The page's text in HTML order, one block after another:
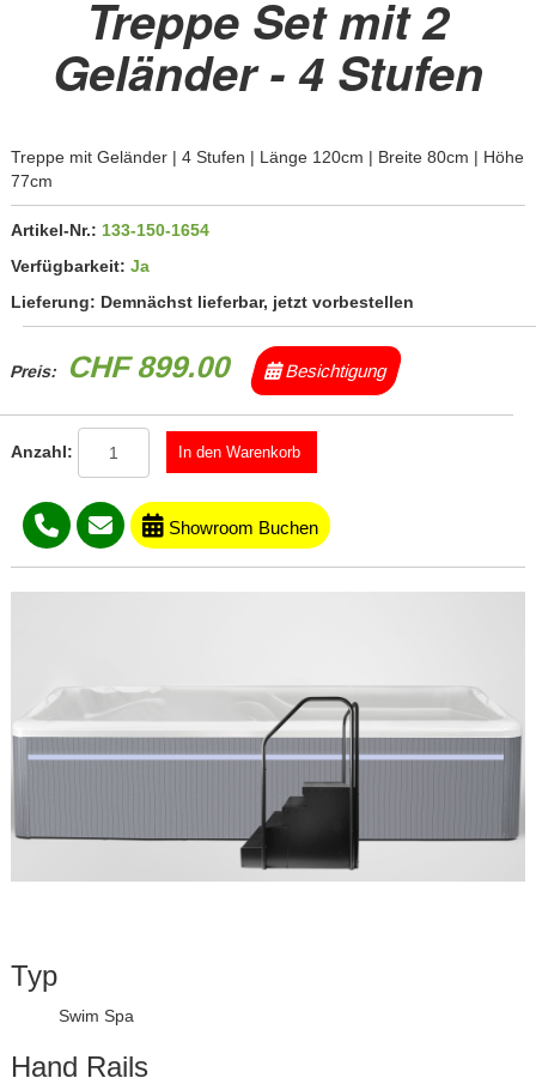
Treppe Set mit 2
Geländer - 4 Stufen
Treppe mit Geländer | 4 Stufen | Länge 120cm | Breite 80cm | Höhe
77cm
Artikel-Nr.: 133-150-1654
Verfügbarkeit: Ja
Lieferung: Demnächst lieferbar, jetzt vorbestellen
Preis: CHF 899.00 Besichtigung
Anzahl:
Showroom Buchen
Typ
Swim Spa
Hand Rails